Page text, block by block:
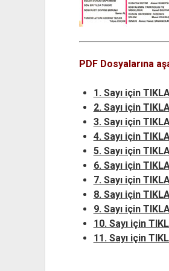
PDF Dosyalarına
1. Sayı için
2. Sayı için
3. Sayı için
4. Sayı için
5. Sayı için
6. Sayı için
7. Sayı için
8. Sayı için
9. Sayı için
10. Sayı için
11. Sayı için